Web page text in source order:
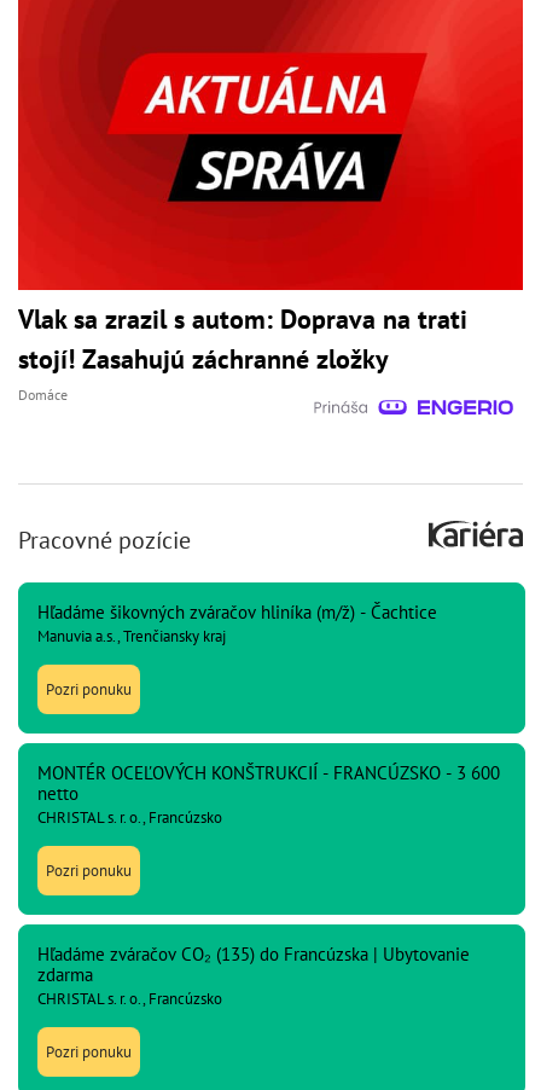
Vlak sa zrazil s autom: Doprava na trati
stojí! Zasahujú záchranné zložky
Domáce
Pracovné pozície
Hľadáme šikovných zváračov hliníka (m/ž) - Čachtice
Manuvia a.s., Trenčiansky kraj
Pozri ponuku
MONTÉR OCEĽOVÝCH KONŠTRUKCIÍ - FRANCÚZSKO - 3 600
netto
CHRISTAL s. r. o., Francúzsko
Pozri ponuku
Hľadáme zváračov CO₂ (135) do Francúzska | Ubytovanie
zdarma
CHRISTAL s. r. o., Francúzsko
Pozri ponuku